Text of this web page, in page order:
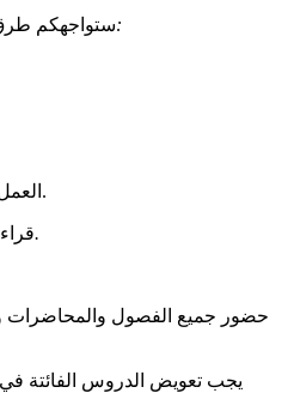
ستواجهكم طرق:
العمل المستقل في المختبرات.
.
حضور جميع الفصول والمحاضرات
يجب تعويض الدروس الفائتة في